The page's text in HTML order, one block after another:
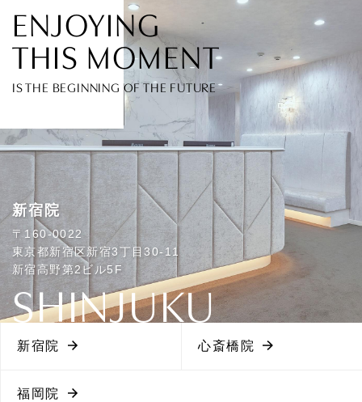
ENJOYING
THIS MOMENT
IS THE BEGINNING OF THE FUTURE
新宿院
〒160-0022
東京都新宿区新宿3丁目30-11
新宿高野第2ビル5F
SHINJUKU
新宿院 心斎橋院
福岡院